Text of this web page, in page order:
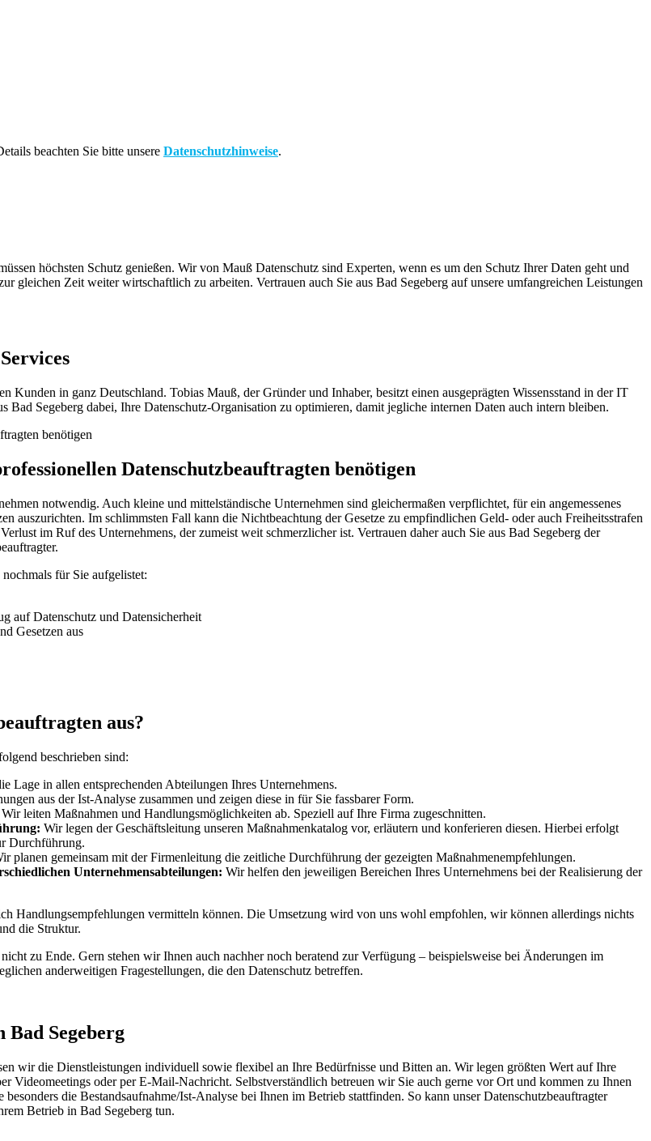
beachten Sie bitte unsere Datenschutzhinweise.
höchsten Schutz genießen. Wir von Mauß Datenschutz sind Experten, wenn es um den Schutz Ihrer Daten geht und
gleichen Zeit weiter wirtschaftlich zu arbeiten. Vertrauen auch Sie aus Bad Segeberg auf unsere umfangreichen Leistungen
Kunden in ganz Deutschland. Tobias Mauß, der Gründer und Inhaber, besitzt einen ausgeprägten Wissensstand in der IT
Bad Segeberg dabei, Ihre Datenschutz-Organisation zu optimieren, damit jegliche internen Daten auch intern bleiben.
benötigen
Datenschutzbeauftragten benötigen
notwendig. Auch kleine und mittelständische Unternehmen sind gleichermaßen verpflichtet, für ein angemessenes
auszurichten. Im schlimmsten Fall kann die Nichtbeachtung der Gesetze zu empfindlichen Geld- oder auch Freiheitsstrafen
im Ruf des Unternehmens, der zumeist weit schmerzlicher ist. Vertrauen daher auch Sie aus Bad Segeberg der
für Sie aufgelistet:
auf Datenschutz und Datensicherheit
Gesetzen aus
aus?
beschrieben sind:
Lage in allen entsprechenden Abteilungen Ihres Unternehmens.
aus der Ist-Analyse zusammen und zeigen diese in für Sie fassbarer Form.
Wir leiten Maßnahmen und Handlungsmöglichkeiten ab. Speziell auf Ihre Firma zugeschnitten.
Wir legen der Geschäftsleitung unseren Maßnahmenkatalog vor, erläutern und konferieren diesen. Hierbei erfolgt
Durchführung.
planen gemeinsam mit der Firmenleitung die zeitliche Durchführung der gezeigten Maßnahmenempfehlungen.
Unternehmensabteilungen: Wir helfen den jeweiligen Bereichen Ihres Unternehmens bei der Realisierung der
Handlungsempfehlungen vermitteln können. Die Umsetzung wird von uns wohl empfohlen, wir können allerdings nichts
die Struktur.
zu Ende. Gern stehen wir Ihnen auch nachher noch beratend zur Verfügung – beispielsweise bei Änderungen im
anderweitigen Fragestellungen, die den Datenschutz betreffen.
Segeberg
wir die Dienstleistungen individuell sowie flexibel an Ihre Bedürfnisse und Bitten an. Wir legen größten Wert auf Ihre
Videomeetings oder per E-Mail-Nachricht. Selbstverständlich betreuen wir Sie auch gerne vor Ort und kommen zu Ihnen
die Bestandsaufnahme/Ist-Analyse bei Ihnen im Betrieb stattfinden. So kann unser Datenschutzbeauftragter
Betrieb in Bad Segeberg tun.